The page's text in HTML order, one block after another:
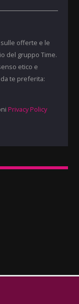
offerte e le
del gruppo Time.
etico e
te preferita:
Privacy Policy